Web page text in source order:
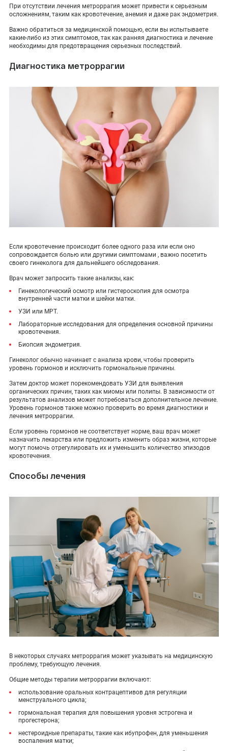
При отсутствии лечения метроррагия может привести к серьезным
осложнениям, таким как кровотечение, анемия и даже рак эндометрия.
Важно обратиться за медицинской помощью, если вы испытываете
какие-либо из этих симптомов, так как ранняя диагностика и лечение
необходимы для предотвращения серьезных последствий.
Диагностика метроррагии
Если кровотечение происходит более одного раза или если оно
сопровождается болью или другими симптомами , важно посетить
своего гинеколога для дальнейшего обследования.
Врач может запросить такие анализы, как:
Гинекологический осмотр или гистероскопия для осмотра
внутренней части матки и шейки матки.
УЗИ или МРТ.
Лабораторные исследования для определения основной причины
кровотечения.
Биопсия эндометрия.
Гинеколог обычно начинает с анализа крови, чтобы проверить
уровень гормонов и исключить гормональные причины.
Затем доктор может порекомендовать УЗИ для выявления
органических причин, таких как миомы или полипы. В зависимости от
результатов анализов может потребоваться дополнительное лечение.
Уровень гормонов также можно проверить во время диагностики и
лечения метроррагии.
Если уровень гормонов не соответствует норме, ваш врач может
назначить лекарства или предложить изменить образ жизни, которые
могут помочь отрегулировать их и уменьшить количество эпизодов
кровотечения.
Способы лечения
В некоторых случаях метроррагия может указывать на медицинскую
проблему, требующую лечения.
Общие методы терапии метроррагии включают:
использование оральных контрацептивов для регуляции
менструального цикла;
гормональная терапия для повышения уровня эстрогена и
прогестерона;
нестероидные препараты, такие как ибупрофен, для уменьшения
воспаления матки;